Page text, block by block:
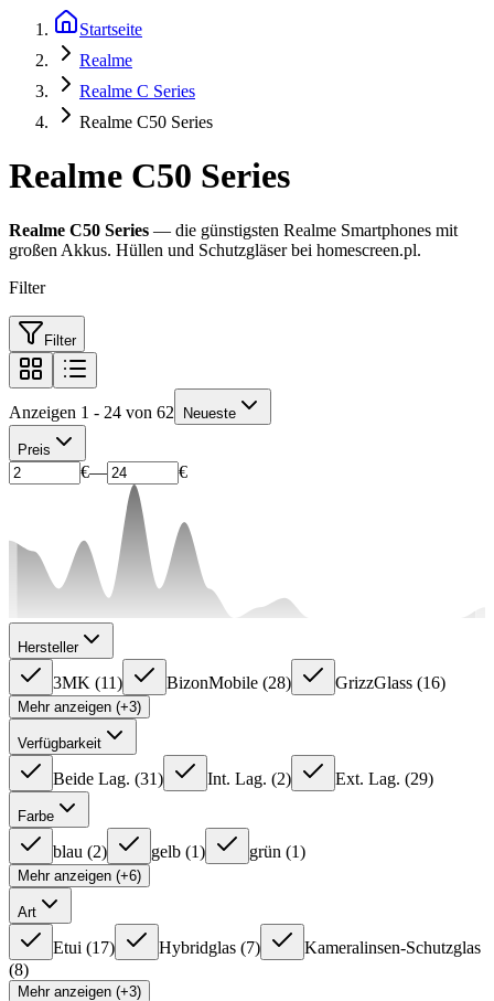
Startseite
Realme
Realme C Series
Realme C50 Series
Realme C50 Series
Realme C50 Series — die günstigsten Realme Smartphones mit
großen Akkus. Hüllen und Schutzgläser bei homescreen.pl.
Filter
Filter
Anzeigen 1 - 24 von 62 Neueste
Preis
€— €
Hersteller
3MK (11) BizonMobile (28) GrizzGlass (16)
Mehr anzeigen (+3)
Verfügbarkeit
Beide Lag. (31) Int. Lag. (2) Ext. Lag. (29)
Farbe
blau (2) gelb (1) grün (1)
Mehr anzeigen (+6)
Art
Etui (17) Hybridglas (7)
Kameralinsen-Schutzglas
(8)
Mehr anzeigen (+3)